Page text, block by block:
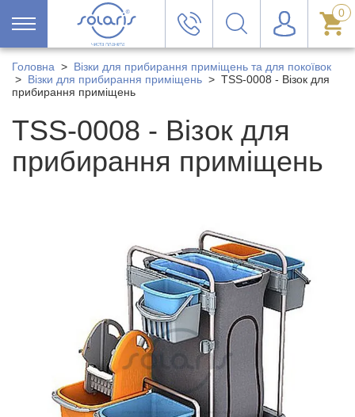
0
Головна > Візки для прибирання приміщень та для покоївок
> Візки для прибирання приміщень > TSS-0008 - Візок для
прибирання приміщень
TSS-0008 - Візок для
прибирання приміщень